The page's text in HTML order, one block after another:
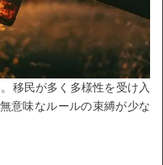
移民が多く多様性を受け入
意味なルールの束縛が少な